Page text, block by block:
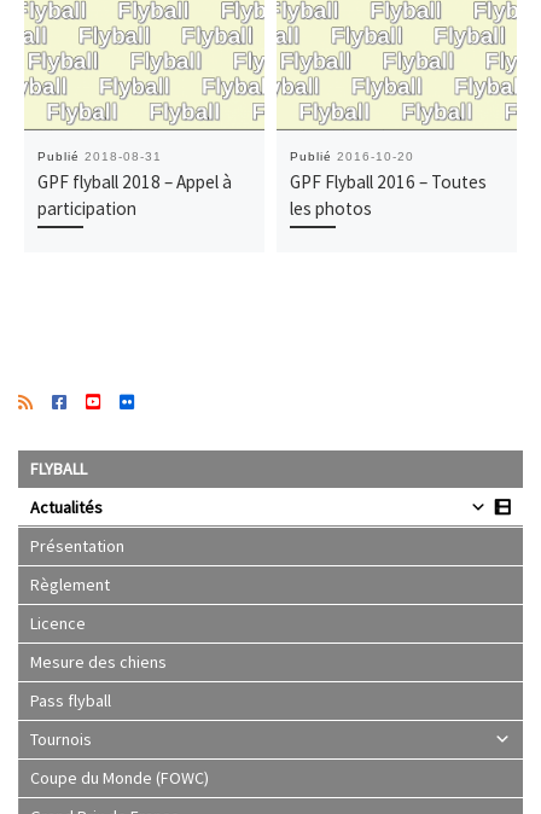
Publié 2018-08-31
GPF flyball 2018 – Appel à
participation
Publié 2016-10-20
GPF Flyball 2016 – Toutes
les photos
FLYBALL
Actualités
Présentation
Règlement
Licence
Mesure des chiens
Pass flyball
Tournois
Coupe du Monde (FOWC)